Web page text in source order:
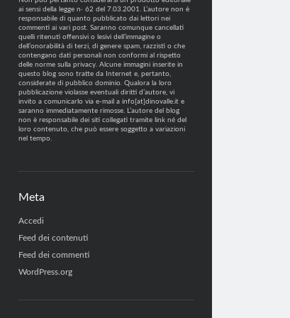
ai sensi della legge n· 62 del 7.03.2001. L’autore non è
responsabile di quanto pubblicato dai lettori nei
commenti ai vari post. Saranno comunque cancellati
quelli ritenuti offensivi o lesivi dell’immagine o
dell’onorabilità di terzi, di genere spam, razzisti o che
contengano dati personali non conformi al rispetto
delle norme sulla privacy. Alcune immagini inserite in
questo blog sono tratte da Internet e, pertanto,
considerate di pubblico dominio. Qualora la loro
pubblicazione violasse eventuali diritti d’autore, vi
invito a comunicarlo via e-mail a info[at]dinovalle.it e
saranno immediatamente rimosse. L’autore del blog
non è responsabile dei siti collegati tramite link né del
loro contenuto, che può essere soggetto a variazioni
nel tempo.
Meta
Accedi
Feed dei contenuti
Feed dei commenti
WordPress.org